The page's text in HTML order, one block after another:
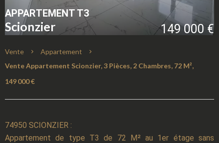
APPARTEMENT T3
Scionzier 149 000 €
Vente
Appartement
Vente Appartement Scionzier, 3 Pièces, 2 Chambres, 72 M²,
149 000 €
74950 SCIONZIER :
Appartement de type T3 de 72 M² au 1er étage sans